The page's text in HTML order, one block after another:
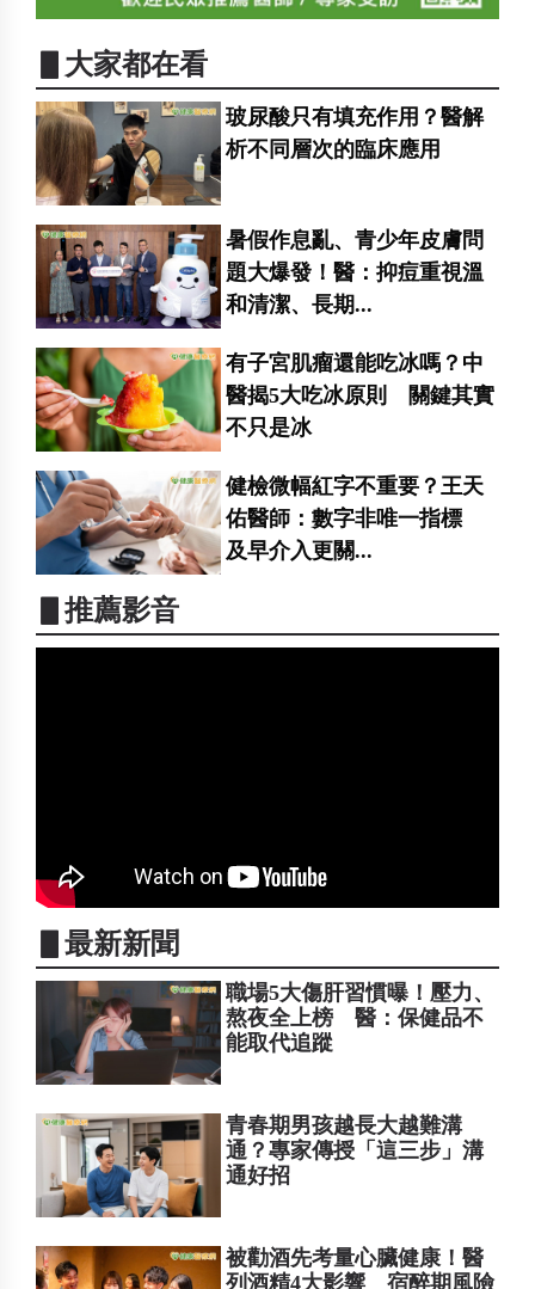
▋大家都在看
玻尿酸只有填充作用？醫解
析不同層次的臨床應用
暑假作息亂、青少年皮膚問
題大爆發！醫：抑痘重視溫
和清潔、長期...
有子宮肌瘤還能吃冰嗎？中
醫揭5大吃冰原則 關鍵其實
不只是冰
健檢微幅紅字不重要？王天
佑醫師：數字非唯一指標
及早介入更關...
▋推薦影音
▋最新新聞
職場5大傷肝習慣曝！壓力、
熬夜全上榜 醫：保健品不
能取代追蹤
青春期男孩越長大越難溝
通？專家傳授「這三步」溝
通好招
被勸酒先考量心臟健康！醫
列酒精4大影響 宿醉期風險